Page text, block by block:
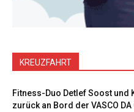
KREUZFAHRT
Fitness-Duo Detlef Soost und
zurück an Bord der VASCO DA